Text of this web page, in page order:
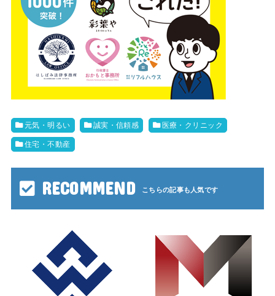
元気・明るい 誠実・信頼感 医療・クリニック
住宅・不動産
RECOMMEND